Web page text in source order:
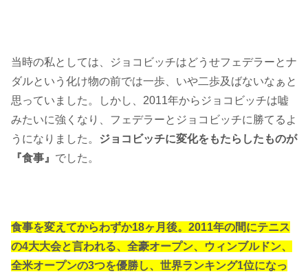
当時の私としては、ジョコビッチはどうせフェデラーとナ
ダルという化け物の前では一歩、いや二歩及ばないなぁと
思っていました。しかし、2011年からジョコビッチは嘘
みたいに強くなり、フェデラーとジョコビッチに勝てるよ
うになりました。 ジョコビッチに変化をもたらしたものが
『食事』 でした。
食事を変えてからわずか18ヶ月後。2011年の間にテニス
の4大大会と言われる、全豪オープン、ウィンブルドン、
全米オープンの3つを優勝し、世界ランキング1位になっ